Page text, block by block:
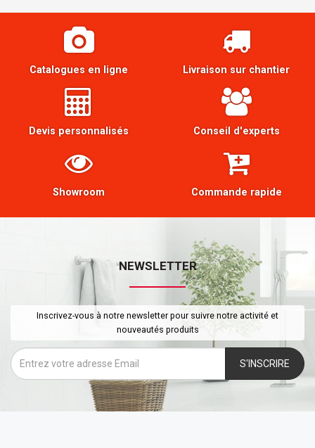
Catalogues en ligne Livraison sur chantier
Devis personnalisés Conseil d'experts
Showroom Commande rapide
NEWSLETTER
Inscrivez-vous à notre newsletter pour suivre notre activité et
nouveautés produits
S'INSCRIRE